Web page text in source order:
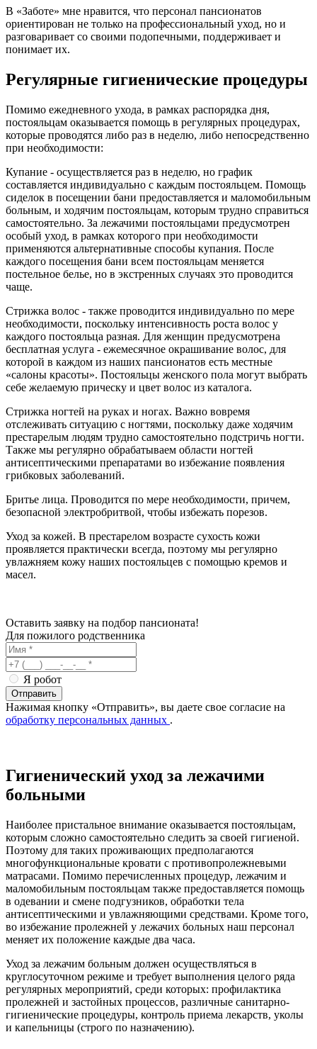
В «Заботе» мне нравится, что персонал пансионатов
ориентирован не только на профессиональный уход, но и
разговаривает со своими подопечными, поддерживает и
понимает их.
Регулярные гигиенические процедуры
Помимо ежедневного ухода, в рамках распорядка дня,
постояльцам оказывается помощь в регулярных процедурах,
которые проводятся либо раз в неделю, либо непосредственно
при необходимости:
Купание - осуществляется раз в неделю, но график
составляется индивидуально с каждым постояльцем. Помощь
сиделок в посещении бани предоставляется и маломобильным
больным, и ходячим постояльцам, которым трудно справиться
самостоятельно. За лежачими постояльцами предусмотрен
особый уход, в рамках которого при необходимости
применяются альтернативные способы купания. После
каждого посещения бани всем постояльцам меняется
постельное белье, но в экстренных случаях это проводится
чаще.
Стрижка волос - также проводится индивидуально по мере
необходимости, поскольку интенсивность роста волос у
каждого постояльца разная. Для женщин предусмотрена
бесплатная услуга - ежемесячное окрашивание волос, для
которой в каждом из наших пансионатов есть местные
«салоны красоты». Постояльцы женского пола могут выбрать
себе желаемую прическу и цвет волос из каталога.
Стрижка ногтей на руках и ногах. Важно вовремя
отслеживать ситуацию с ногтями, поскольку даже ходячим
престарелым людям трудно самостоятельно подстричь ногти.
Также мы регулярно обрабатываем области ногтей
антисептическими препаратами во избежание появления
грибковых заболеваний.
Бритье лица. Проводится по мере необходимости, причем,
безопасной электробритвой, чтобы избежать порезов.
Уход за кожей. В престарелом возрасте сухость кожи
проявляется практически всегда, поэтому мы регулярно
увлажняем кожу наших постояльцев с помощью кремов и
масел.
Оставить заявку на подбор пансионата!
Для пожилого родственника
Я робот
Отправить
Нажимая кнопку «Отправить», вы даете свое согласие на
обработку персональных данных .
Гигиенический уход за лежачими
больными
Наиболее пристальное внимание оказывается постояльцам,
которым сложно самостоятельно следить за своей гигиеной.
Поэтому для таких проживающих предполагаются
многофункциональные кровати с противопролежневыми
матрасами. Помимо перечисленных процедур, лежачим и
маломобильным постояльцам также предоставляется помощь
в одевании и смене подгузников, обработки тела
антисептическими и увлажняющими средствами. Кроме того,
во избежание пролежней у лежачих больных наш персонал
меняет их положение каждые два часа.
Уход за лежачим больным должен осуществляться в
круглосуточном режиме и требует выполнения целого ряда
регулярных мероприятий, среди которых: профилактика
пролежней и застойных процессов, различные санитарно-
гигиенические процедуры, контроль приема лекарств, уколы
и капельницы (строго по назначению).